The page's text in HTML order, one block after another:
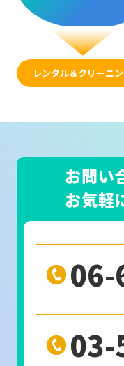
レンタル＆クリーニ
お問い
お気軽